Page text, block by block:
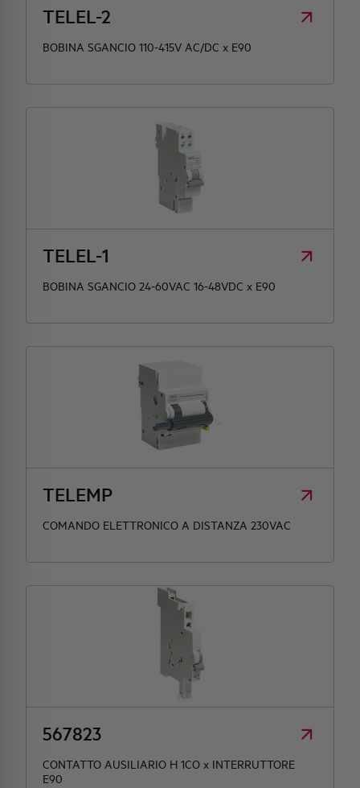
TELEL-2
BOBINA SGANCIO 110-415V AC/DC x E90
TELEL-1
BOBINA SGANCIO 24-60VAC 16-48VDC x E90
TELEMP
COMANDO ELETTRONICO A DISTANZA 230VAC
567823
CONTATTO AUSILIARIO H 1CO x INTERRUTTORE
E90